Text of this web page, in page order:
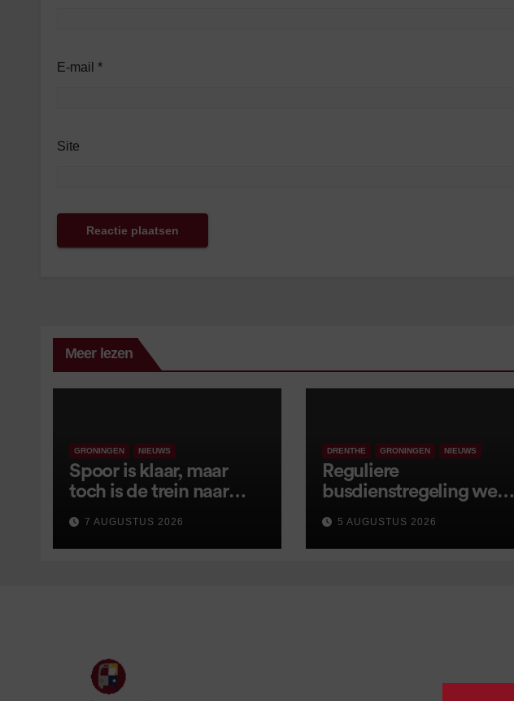
E-mail *
Site
Meer lezen
GRONINGEN NIEUWS
Spoor is klaar, maar
toch is de trein naar
Leer opnieuw vertraagd
7 AUGUSTUS 2026
DRENTHE GRONINGEN NIEUWS
Reguliere
busdienstregeling weer
van start, met kleine
wijzigingen
5 AUGUSTUS 2026